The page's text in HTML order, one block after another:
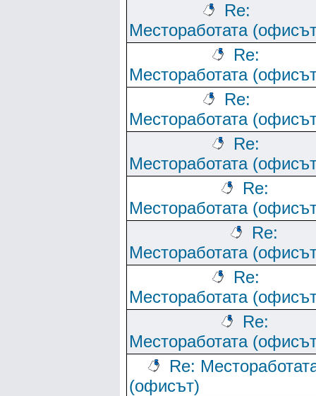
Re:
Местоработата
Re:
Местоработата
Re:
Местоработата
Re:
Местоработата
Re:
Местоработата
Re:
Местоработата
Re:
Местоработата
Re:
Местоработата
Re:
(офисът)